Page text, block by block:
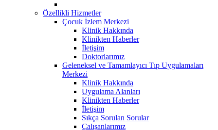
Özellikli Hizmetler
Çocuk İzlem Merkezi
Klinik Hakkında
Klinikten Haberler
İletişim
Doktorlarımız
Geleneksel ve Tamamlayıcı Tıp Uygulamaları
Merkezi
Klinik Hakkında
Uygulama Alanları
Klinikten Haberler
İletişim
Sıkça Sorulan Sorular
Çalışanlarımız